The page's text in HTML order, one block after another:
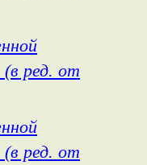
ред. от
ред. от